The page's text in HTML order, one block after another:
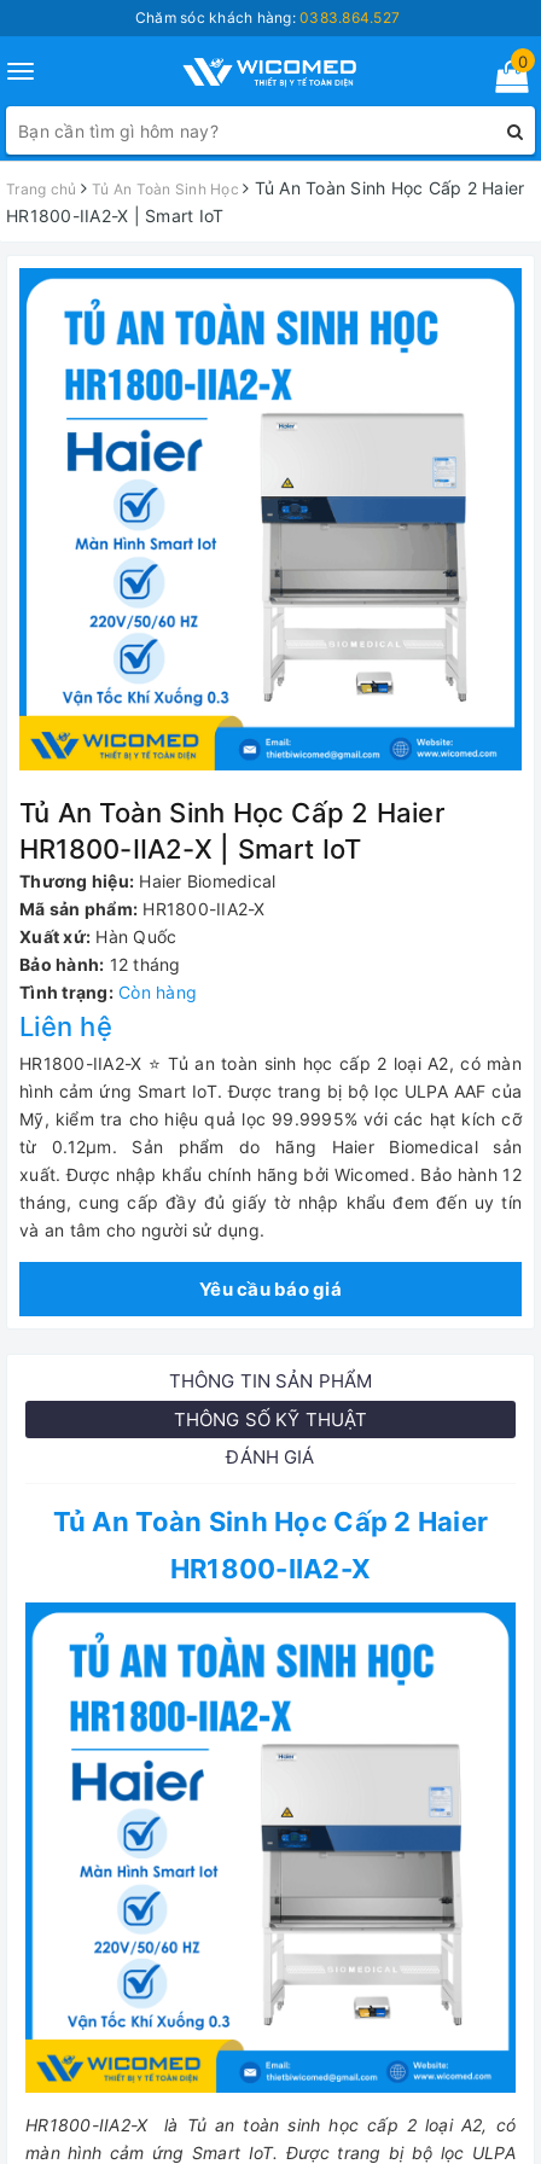
Chăm sóc khách hàng:0383.864.527
Toggle
navigation
0
Trang chủ Tủ An Toàn Sinh Học
Tủ An Toàn Sinh Học Cấp 2 Haier
HR1800-IIA2-X | Smart IoT
Tủ An Toàn Sinh Học Cấp 2 Haier
HR1800-IIA2-X | Smart IoT
Thương hiệu: Haier Biomedical
Mã sản phẩm: HR1800-IIA2-X
Xuất xứ: Hàn Quốc
Bảo hành: 12 tháng
Tình trạng: Còn hàng
Liên hệ
HR1800-IIA2-X ⭐ Tủ an toàn sinh học cấp 2 loại A2, có màn
hình cảm ứng Smart IoT. Được trang bị bộ lọc ULPA AAF của
Mỹ, kiểm tra cho hiệu quả lọc 99.9995% với các hạt kích cỡ
từ 0.12µm. Sản phẩm do hãng Haier Biomedical sản
xuất. Được nhập khẩu chính hãng bởi Wicomed. Bảo hành 12
tháng, cung cấp đầy đủ giấy tờ nhập khẩu đem đến uy tín
và an tâm cho người sử dụng.
Yêu cầu báo giá
THÔNG TIN SẢN PHẨM
THÔNG SỐ KỸ THUẬT
ĐÁNH GIÁ
Tủ An Toàn Sinh Học Cấp 2 Haier
HR1800-IIA2-X
HR1800-IIA2-X là Tủ an toàn sinh học cấp 2 loại A2, có
màn hình cảm ứng Smart IoT. Được trang bị bộ lọc ULPA